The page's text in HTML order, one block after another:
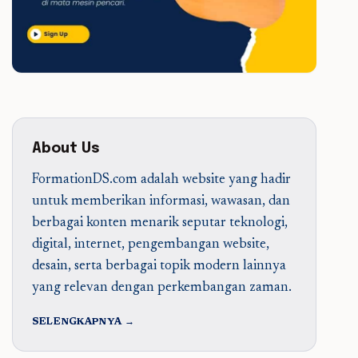
About Us
FormationDS.com adalah website yang hadir
untuk memberikan informasi, wawasan, dan
berbagai konten menarik seputar teknologi,
digital, internet, pengembangan website,
desain, serta berbagai topik modern lainnya
yang relevan dengan perkembangan zaman.
SELENGKAPNYA →